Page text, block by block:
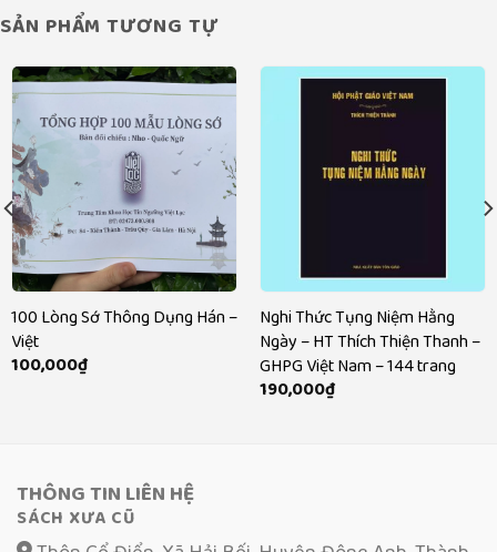
SẢN PHẨM TƯƠNG TỰ
100 Lòng Sớ Thông Dụng Hán –
Việt
100,000₫
Nghi Thức Tụng Niệm Hằng
Ngày – HT Thích Thiện Thanh –
GHPG Việt Nam – 144 trang
190,000₫
THÔNG TIN LIÊN HỆ
SÁCH XƯA CŨ